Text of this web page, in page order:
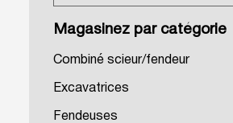
Magasinez par catégorie
Combiné scieur/fendeur
Excavatrices
Fendeuses